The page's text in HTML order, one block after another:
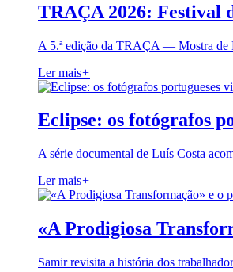
TRAÇA 2026: Festival
A 5.ª edição da TRAÇA — Mostra de
Ler mais+
Eclipse: os fotógrafos
A série documental de Luís Costa
Ler mais+
«A Prodigiosa
Samir revisita a história dos